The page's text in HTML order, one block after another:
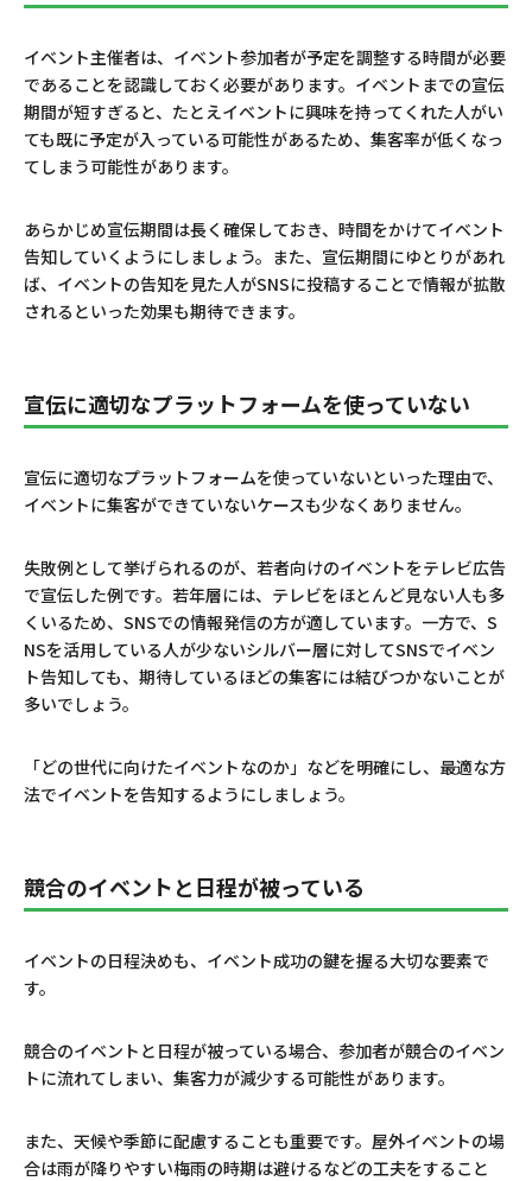
イベント主催者は、イベント参加者が予定を調整する時間が必要
であることを認識しておく必要があります。イベントまでの宣伝
期間が短すぎると、たとえイベントに興味を持ってくれた人がい
ても既に予定が入っている可能性があるため、集客率が低くなっ
てしまう可能性があります。
あらかじめ宣伝期間は長く確保しておき、時間をかけてイベント
告知していくようにしましょう。また、宣伝期間にゆとりがあれ
ば、イベントの告知を見た人がSNSに投稿することで情報が拡散
されるといった効果も期待できます。
宣伝に適切なプラットフォームを使っていない
宣伝に適切なプラットフォームを使っていないといった理由で、
イベントに集客ができていないケースも少なくありません。
失敗例として挙げられるのが、若者向けのイベントをテレビ広告
で宣伝した例です。若年層には、テレビをほとんど見ない人も多
くいるため、SNSでの情報発信の方が適しています。一方で、S
NSを活用している人が少ないシルバー層に対してSNSでイベン
ト告知しても、期待しているほどの集客には結びつかないことが
多いでしょう。
「どの世代に向けたイベントなのか」などを明確にし、最適な方
法でイベントを告知するようにしましょう。
競合のイベントと日程が被っている
イベントの日程決めも、イベント成功の鍵を握る大切な要素で
す。
競合のイベントと日程が被っている場合、参加者が競合のイベン
トに流れてしまい、集客力が減少する可能性があります。
また、天候や季節に配慮することも重要です。屋外イベントの場
合は雨が降りやすい梅雨の時期は避けるなどの工夫をすること